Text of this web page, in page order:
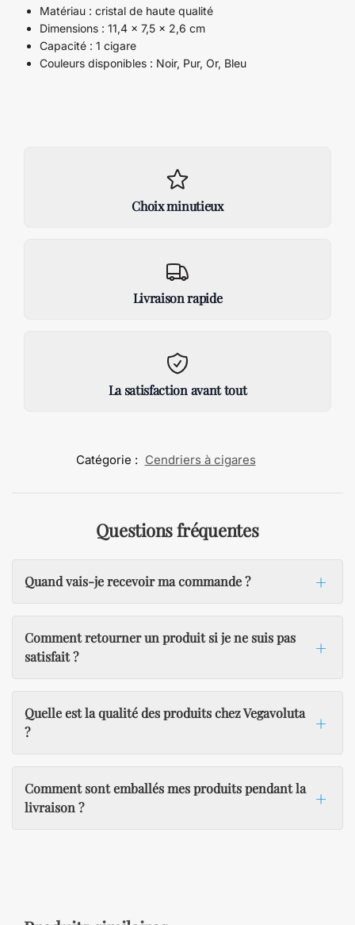
Matériau : cristal de haute qualité
Dimensions : 11,4 x 7,5 x 2,6 cm
Capacité : 1 cigare
Couleurs disponibles : Noir, Pur, Or, Bleu
Choix minutieux
Livraison rapide
La satisfaction avant tout
Catégorie : Cendriers à cigares
Questions fréquentes
Quand vais-je recevoir ma commande ?
Comment retourner un produit si je ne suis pas
satisfait ?
Quelle est la qualité des produits chez Vegavoluta
?
Comment sont emballés mes produits pendant la
livraison ?